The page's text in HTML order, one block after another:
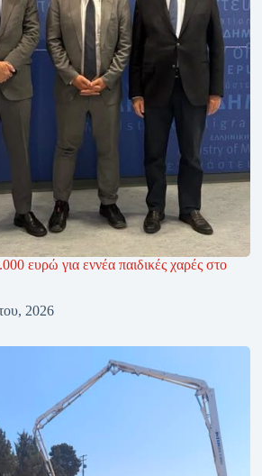
ευρώ για εννέα παιδικές χαρές στο
2026